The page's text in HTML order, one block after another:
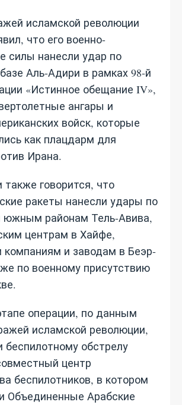
исламской революции
что его военно-
силы нанесли удар по
Аль-Адири в рамках 98-й
«Истинное обещание IV»,
ангары и
войск, которые
как плацдарм для
Ирана.
также говорится, что
ракеты нанесли удары по
южным районам Тель-Авива,
центрам в Хайфе,
компаниям и заводам в Беэр-
по военному присутствию
операции, по данным
исламской революции,
беспилотному обстрелу
центр
беспилотников, в котором
Объединенные Арабские